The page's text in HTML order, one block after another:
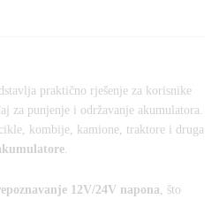
praktično rješenje za korisnike
za punjenje i održavanje akumulatora.
kombije, kamione, traktore i druga
.
12V/24V napona , što